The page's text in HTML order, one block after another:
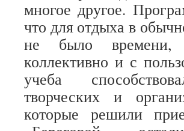
многое другое.
что для отдыха в
не было времени,
коллективно и с
учеба
творческих и
которые решили